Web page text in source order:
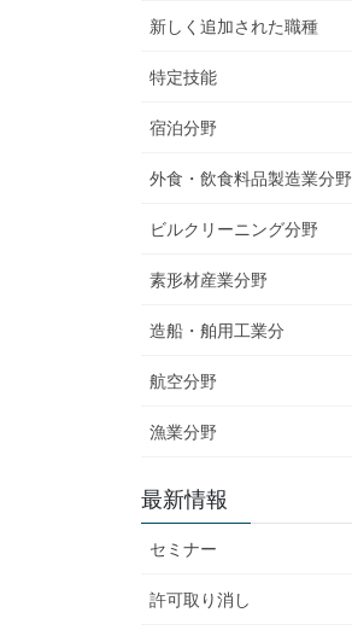
新しく追加された職種
特定技能
宿泊分野
外食・飲食料品製造業分野
ビルクリーニング分野
素形材産業分野
造船・舶用工業分
航空分野
漁業分野
最新情報
セミナー
許可取り消し